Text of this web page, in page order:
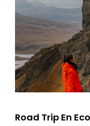
Road Trip En